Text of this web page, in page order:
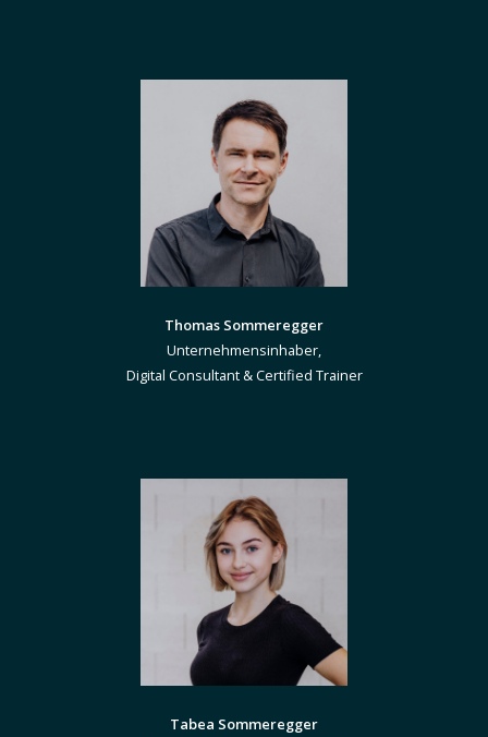
Thomas Sommeregger
Unternehmensinhaber,
Digital Consultant & Certified Trainer
Tabea Sommeregger